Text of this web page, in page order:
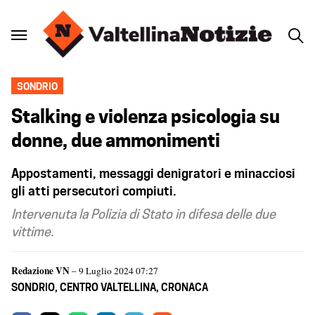
SONDRIO
Stalking e violenza psicologia su
donne, due ammonimenti
Appostamenti, messaggi denigratori e minacciosi
gli atti persecutori compiuti.
Intervenuta la Polizia di Stato in difesa delle due
vittime.
Redazione VN– 9 Luglio 2024 07:27
SONDRIO, CENTRO VALTELLINA, CRONACA